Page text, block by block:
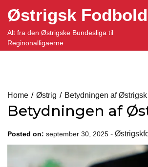
content
Østrigsk Fodbold
Alt fra den Østrigske Bundesliga til
Reginonalligaerne
Home Østrig Betydningen af
Betydningen af
Posted on: september 30, 2025 -